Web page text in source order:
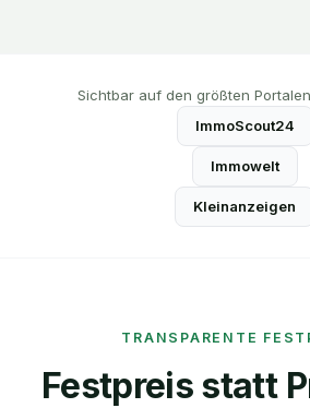
Sichtbar auf den größten
ImmoScout24
Immowelt
Kleinanzeigen
TRANSPARENTE
Festpreis statt